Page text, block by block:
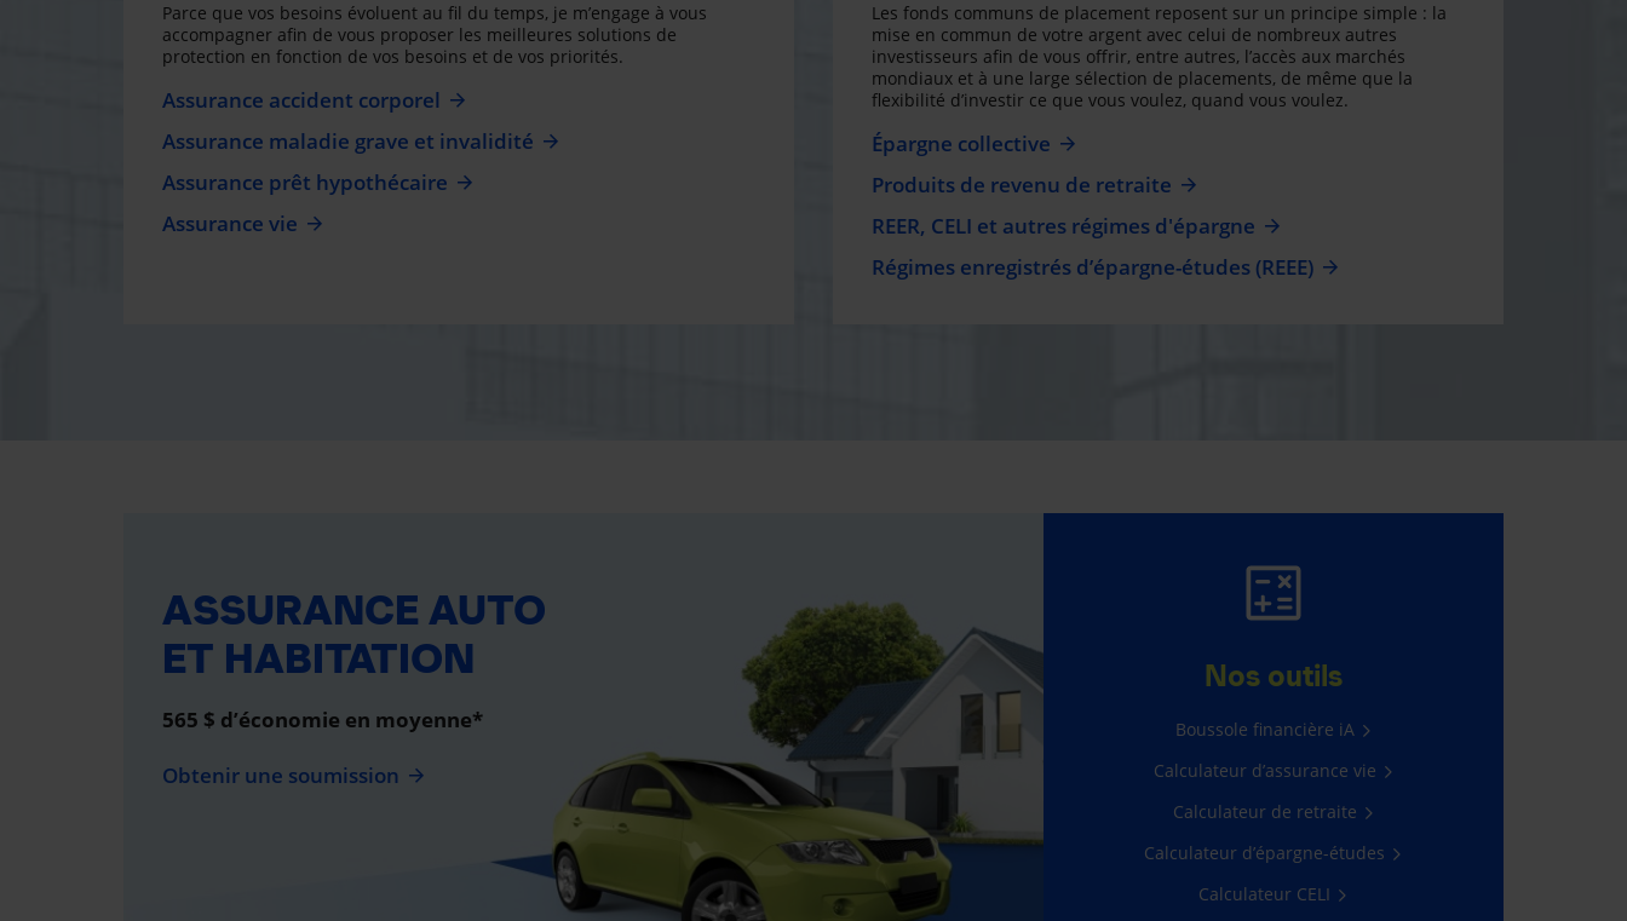
Parce que vos besoins évoluent au fil du temps, je m’engage à vous
accompagner afin de vous proposer les meilleures solutions de
protection en fonction de vos besoins et de vos priorités.
Assurance accident corporel
Assurance maladie grave et invalidité
Assurance prêt hypothécaire
Assurance vie
Les fonds communs de placement reposent sur un principe simple : la
mise en commun de votre argent avec celui de nombreux autres
investisseurs afin de vous offrir, entre autres, l’accès aux marchés
mondiaux et à une large sélection de placements, de même que la
flexibilité d’investir ce que vous voulez, quand vous voulez.
Épargne collective
Produits de revenu de retraite
REER, CELI et autres régimes d'épargne
Régimes enregistrés d’épargne-études (REEE)
ASSURANCE AUTO
ET HABITATION
565 $ d’économie en moyenne*
Obtenir une soumission
GAGNER 5 000 $,
C’EST FACILE!
Il suffit de vous connecter à
Passez à l’action
Nos outils
Boussole financière iA
Calculateur d’assurance vie
Calculateur de retraite
Calculateur d’épargne-études
Calculateur CELI